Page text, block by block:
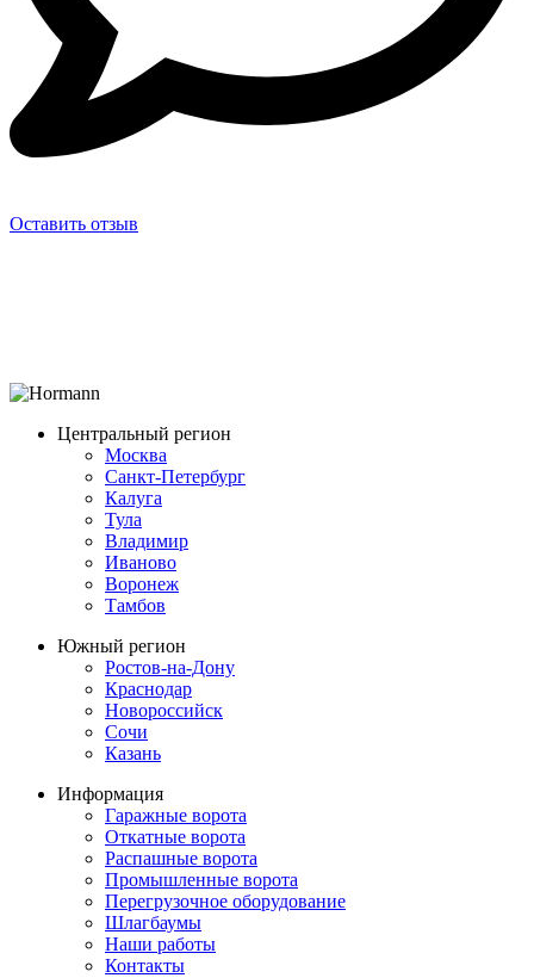
Оставить отзыв
Центральный регион
Москва
Санкт-Петербург
Калуга
Тула
Владимир
Иваново
Воронеж
Тамбов
Южный регион
Ростов-на-Дону
Краснодар
Новороссийск
Сочи
Казань
Информация
Гаражные ворота
Откатные ворота
Распашные ворота
Промышленные ворота
Перегрузочное оборудование
Шлагбаумы
Наши работы
Контакты